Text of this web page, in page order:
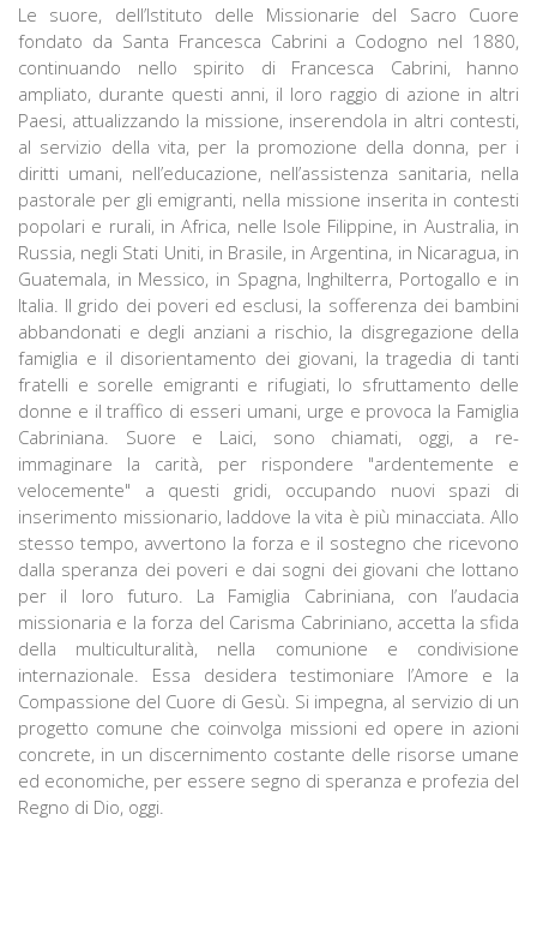
Le suore, dell’Istituto delle Missionarie del Sacro Cuore
fondato da Santa Francesca Cabrini a Codogno nel 1880,
continuando nello spirito di Francesca Cabrini, hanno
ampliato, durante questi anni, il loro raggio di azione in altri
Paesi, attualizzando la missione, inserendola in altri contesti,
al servizio della vita, per la promozione della donna, per i
diritti umani, nell’educazione, nell’assistenza sanitaria, nella
pastorale per gli emigranti, nella missione inserita in contesti
popolari e rurali, in Africa, nelle Isole Filippine, in Australia, in
Russia, negli Stati Uniti, in Brasile, in Argentina, in Nicaragua, in
Guatemala, in Messico, in Spagna, Inghilterra, Portogallo e in
Italia. Il grido dei poveri ed esclusi, la sofferenza dei bambini
abbandonati e degli anziani a rischio, la disgregazione della
famiglia e il disorientamento dei giovani, la tragedia di tanti
fratelli e sorelle emigranti e rifugiati, lo sfruttamento delle
donne e il traffico di esseri umani, urge e provoca la Famiglia
Cabriniana. Suore e Laici, sono chiamati, oggi, a re-
immaginare la carità, per rispondere "ardentemente e
velocemente" a questi gridi, occupando nuovi spazi di
inserimento missionario, laddove la vita è più minacciata. Allo
stesso tempo, avvertono la forza e il sostegno che ricevono
dalla speranza dei poveri e dai sogni dei giovani che lottano
per il loro futuro. La Famiglia Cabriniana, con l’audacia
missionaria e la forza del Carisma Cabriniano, accetta la sfida
della multiculturalità, nella comunione e condivisione
internazionale. Essa desidera testimoniare l’Amore e la
Compassione del Cuore di Gesù. Si impegna, al servizio di un
progetto comune che coinvolga missioni ed opere in azioni
concrete, in un discernimento costante delle risorse umane
ed economiche, per essere segno di speranza e profezia del
Regno di Dio, oggi.